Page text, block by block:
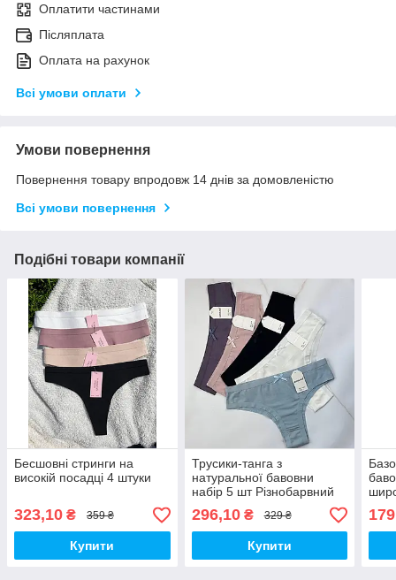
Оплатити частинами
Післяплата
Оплата на рахунок
Всі умови оплати
Умови повернення
Повернення товару впродовж 14 днів за домовленістю
Всі умови повернення
Подібні товари компанії
Бесшовні стринги на
високій посадці 4 штуки
323,10 ₴ 359 ₴
Купити
Трусики-танга з
натуральної бавовни
набір 5 шт Різнобарвний
296,10₴ 329 ₴
Купити